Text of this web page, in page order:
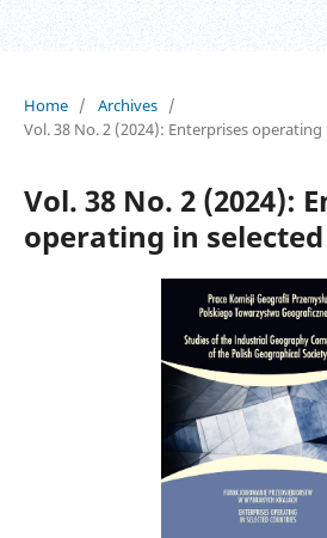
Home / Archives /
Vol. 38 No. 2 (2024): Enterprises
Vol. 38 No. 2 (2024):
operating in